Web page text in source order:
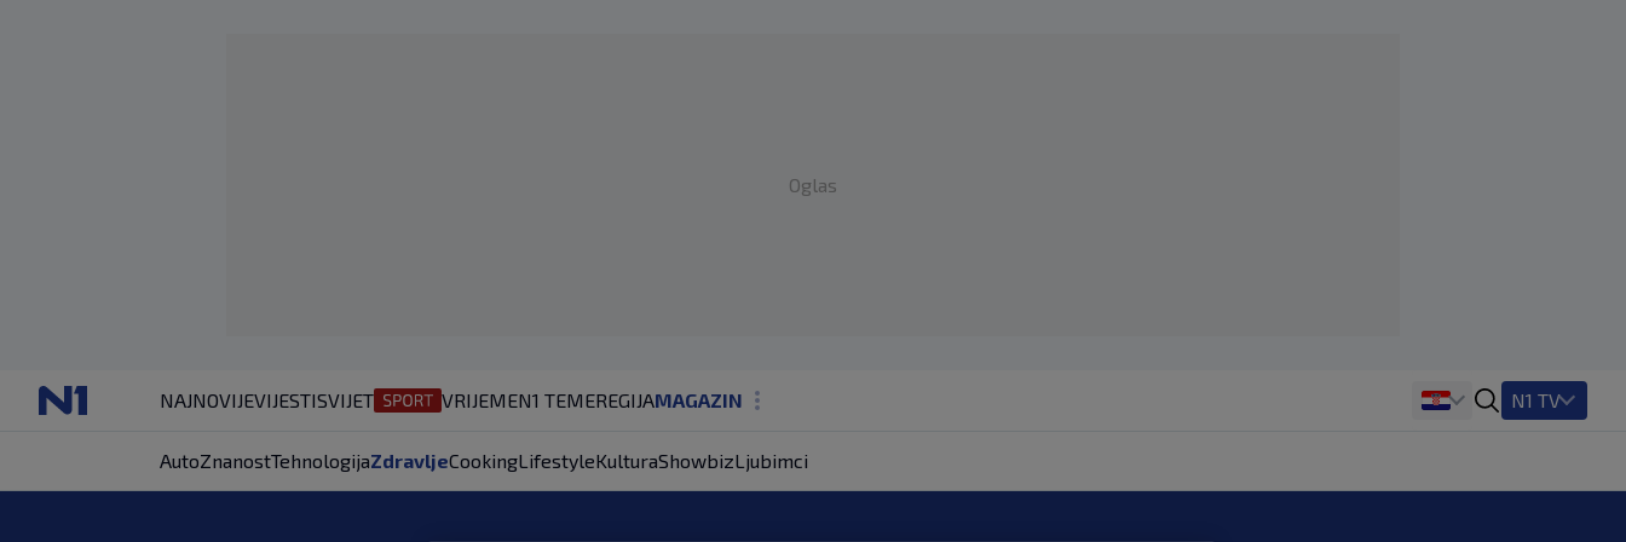
Oglas
NAJNOVIJEVIJESTISVIJET VRIJEMEN1 TEMEREGIJAMAGAZIN
KOLUMNE
N1 TV
AutoZnanostTehnologijaZdravljeCookingLifestyleKulturaShowbizLjubimci